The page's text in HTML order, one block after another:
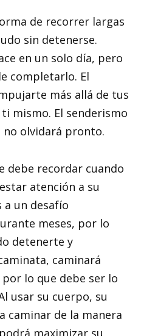
de recorrer largas
sin detenerse.
en un solo día, pero
completarlo. El
más allá de tus
mismo. El senderismo
no olvidará pronto.
debe recordar cuando
atención a su
un desafío
meses, por lo
detenerte y
caminará
lo que debe ser lo
usar su cuerpo, su
caminar de la manera
maximizar su